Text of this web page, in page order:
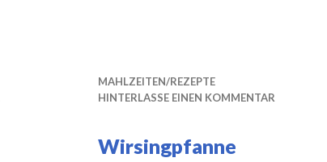
MAHLZEITEN/REZEPTE
HINTERLASSE EINEN KOMMENTAR
Wirsingpfanne